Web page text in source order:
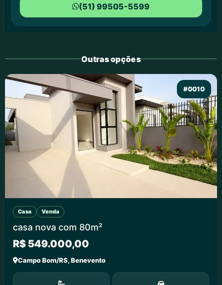
(51) 99505-5599
Outras opções
#0010
Casa Venda
casa nova com 80m²
R$ 549.000,00
Campo Bom/RS, Benevento